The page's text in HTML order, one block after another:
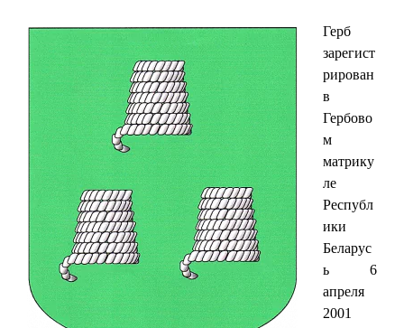
Герб
зарегист
рирован
в
Гербово
м
матрику
ле
Республ
ики
Беларус
ь 6
апреля
2001